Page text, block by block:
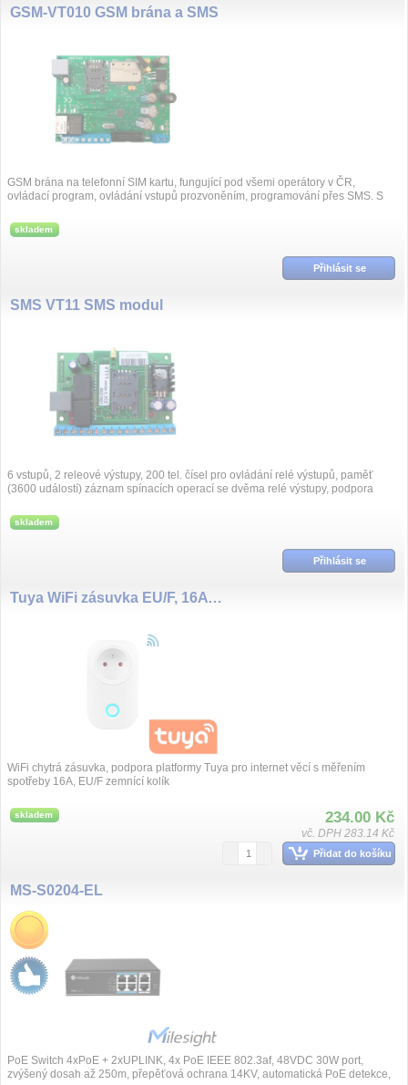
GSM-VT010 GSM brána a SMS
GSM brána na telefonní SIM kartu, fungující pod všemi operátory v ČR,
ovládací program, ovládání vstupů prozvoněním, programování přes SMS. S
skladem
Přihlásit se
SMS VT11 SMS modul
6 vstupů, 2 releové výstupy, 200 tel. čísel pro ovládání relé výstupů, paměť
(3600 událostí) záznam spínacích operací se dvěma relé výstupy, podpora
skladem
Přihlásit se
Tuya WiFi zásuvka EU/F, 16A měření spotřeby
WiFi chytrá zásuvka, podpora platformy Tuya pro internet věcí s měřením
spotřeby 16A, EU/F zemnící kolík
skladem 234.00 Kč
vč. DPH 283.14 Kč
Přidat do košíku
MS-S0204-EL
PoE Switch 4xPoE + 2xUPLINK, 4x PoE IEEE 802.3af, 48VDC 30W port,
zvýšený dosah až 250m, přepěťová ochrana 14KV, automatická PoE detekce,